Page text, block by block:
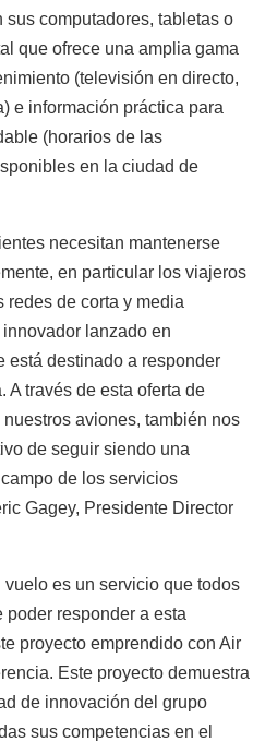
sus computadores, tabletas o
que ofrece una amplia gama
(televisión en directo,
e información práctica para
(horarios de las
en la ciudad de
necesitan mantenerse
en particular los viajeros
redes de corta y media
lanzado en
está destinado a responder
A través de esta oferta de
aviones, también nos
de seguir siendo una
de los servicios
Gagey, Presidente Director
es un servicio que todos
responder a esta
proyecto emprendido con Air
Este proyecto demuestra
de innovación del grupo
sus competencias en el